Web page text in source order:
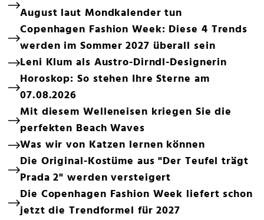
August laut Mondkalender tun
Copenhagen Fashion Week: Diese 4 Trends
werden im Sommer 2027 überall sein
Leni Klum als Austro-Dirndl-Designerin
Horoskop: So stehen Ihre Sterne am
07.08.2026
Mit diesem Welleneisen kriegen Sie die
perfekten Beach Waves
Was wir von Katzen lernen können
Die Original-Kostüme aus "Der Teufel trägt
Prada 2" werden versteigert
Die Copenhagen Fashion Week liefert schon
jetzt die Trendformel für 2027